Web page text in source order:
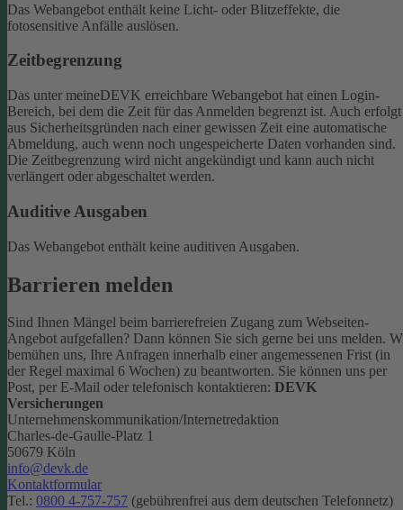
Das Webangebot enthält keine Licht- oder Blitzeffekte, die
fotosensitive Anfälle auslösen.
Zeitbegrenzung
Das unter meineDEVK erreichbare Webangebot hat einen Login-
Bereich, bei dem die Zeit für das Anmelden begrenzt ist. Auch erfolgt
aus Sicherheitsgründen nach einer gewissen Zeit eine automatische
Abmeldung, auch wenn noch ungespeicherte Daten vorhanden sind.
Die Zeitbegrenzung wird nicht angekündigt und kann auch nicht
verlängert oder abgeschaltet werden.
Auditive Ausgaben
Das Webangebot enthält keine auditiven Ausgaben.
Barrieren melden
Sind Ihnen Mängel beim barrierefreien Zugang zum Webseiten-
Angebot aufgefallen? Dann können Sie sich gerne bei uns melden.
bemühen uns, Ihre Anfragen innerhalb einer angemessenen Frist (in
der Regel maximal 6 Wochen) zu beantworten. Sie können uns per
Post, per E-Mail oder telefonisch kontaktieren: DEVK
Versicherungen
Unternehmenskommunikation/Internetredaktion
Charles-de-Gaulle-Platz 1
50679 Köln
info@devk.de
Kontaktformular
Tel.: 0800 4-757-757 (gebührenfrei aus dem deutschen Telefonnetz)